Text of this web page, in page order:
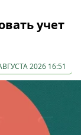
учет
2026 16:51